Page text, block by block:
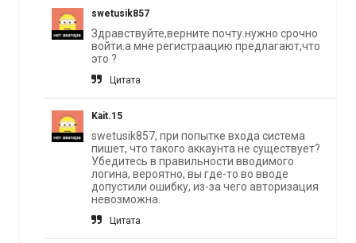
swetusik857
Здравствуйте,верните почту.нужно срочно
войти.а мне регистраацию предлагают,что
это ?
Цитата
Kait.15
swetusik857, при попытке входа система
пишет, что такого аккаунта не существует?
Убедитесь в правильности вводимого
логина, вероятно, вы где-то во вводе
допустили ошибку, из-за чего авторизация
невозможна.
Цитата